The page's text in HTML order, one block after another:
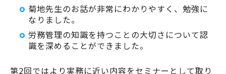
菊地先生のお話が非常にわかりやすく、勉強に
なりました。
労務管理の知識を持つことの大切さについて認
識を深めることができました。
第2回ではより実務に近い内容をセミナーとして取り